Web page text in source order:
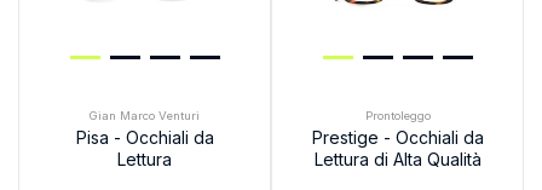
Gian Marco Venturi
Pisa - Occhiali da
Lettura
Prontoleggo
Prestige - Occhiali da
Lettura di Alta Qualità